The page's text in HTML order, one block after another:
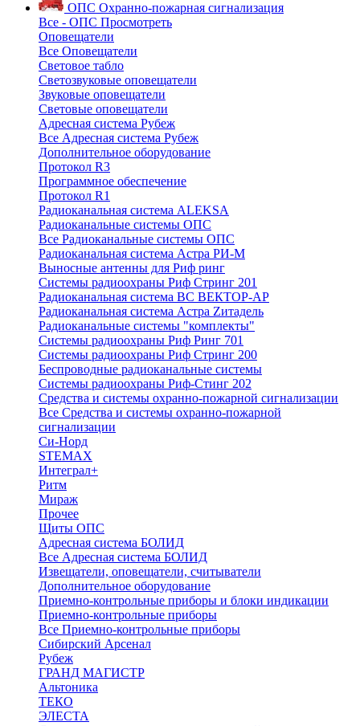
ОПС Охранно-пожарная сигнализация
Все - ОПС Просмотреть
Оповещатели
Все Оповещатели
Световое табло
Светозвуковые оповещатели
Звуковые оповещатели
Световые оповещатели
Адресная система Рубеж
Все Адресная система Рубеж
Дополнительное оборудование
Протокол R3
Программное обеспечение
Протокол R1
Радиоканальная система ALEKSA
Радиоканальные системы ОПС
Все Радиоканальные системы ОПС
Радиоканальная система Астра РИ-М
Выносные антенны для Риф ринг
Системы радиоохраны Риф Стринг 201
Радиоканальная система ВС ВЕКТОР-АР
Радиоканальная система Астра Zитадель
Радиоканальные системы "комплекты"
Системы радиоохраны Риф Ринг 701
Системы радиоохраны Риф Стринг 200
Беспроводные радиоканальные системы
Системы радиоохраны Риф-Стинг 202
Средства и системы охранно-пожарной сигнализации
Все Средства и системы охранно-пожарной
сигнализации
Си-Норд
STEMAX
Интеграл+
Ритм
Мираж
Прочее
Щиты ОПС
Адресная система БОЛИД
Все Адресная система БОЛИД
Извещатели, оповещатели, считыватели
Дополнительное оборудование
Приемно-контрольные приборы и блоки индикации
Приемно-контрольные приборы
Все Приемно-контрольные приборы
Сибирский Арсенал
Рубеж
ГРАНД МАГИСТР
Альтоника
ТЕКО
ЭЛЕСТА